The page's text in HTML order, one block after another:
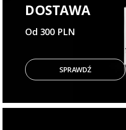
DOSTAWA
Od 300 PLN
SPRAWDŹ